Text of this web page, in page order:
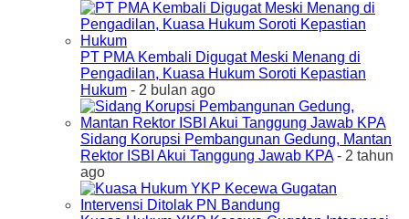
PT PMA Kembali Digugat Meski Menang di
Pengadilan, Kuasa Hukum Soroti Kepastian
Hukum - 2 bulan ago
Sidang Korupsi Pembangunan Gedung, Mantan
Rektor ISBI Akui Tanggung Jawab KPA- 2 tahun
ago